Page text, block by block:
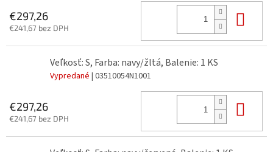
€297,26
€241,67 bez DPH
Veľkosť: S, Farba: navy/žltá, Balenie: 1 KS
Vypredané | 03510054N1001
€297,26
€241,67 bez DPH